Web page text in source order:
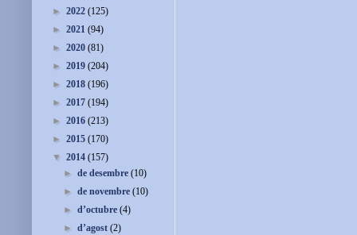
► 2022 (125)
► 2021 (94)
► 2020 (81)
► 2019 (204)
► 2018 (196)
► 2017 (194)
► 2016 (213)
► 2015 (170)
▼ 2014 (157)
►de desembre(10)
►de novembre(10)
►d’octubre(4)
►d’agost(2)